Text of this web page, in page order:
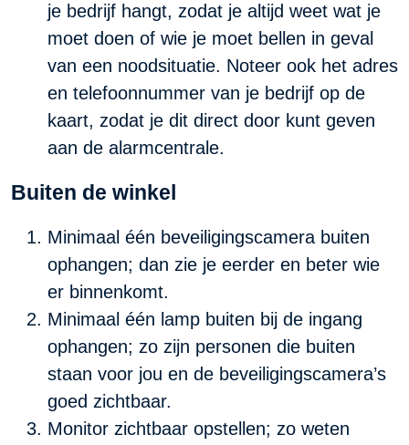
je bedrijf hangt, zodat je altijd weet wat je
moet doen of wie je moet bellen in geval
van een noodsituatie. Noteer ook het adres
en telefoonnummer van je bedrijf op de
kaart, zodat je dit direct door kunt geven
aan de alarmcentrale.
Buiten de winkel
Minimaal één beveiligingscamera buiten
ophangen; dan zie je eerder en beter wie
er binnenkomt.
Minimaal één lamp buiten bij de ingang
ophangen; zo zijn personen die buiten
staan voor jou en de beveiligingscamera’s
goed zichtbaar.
Monitor zichtbaar opstellen; zo weten